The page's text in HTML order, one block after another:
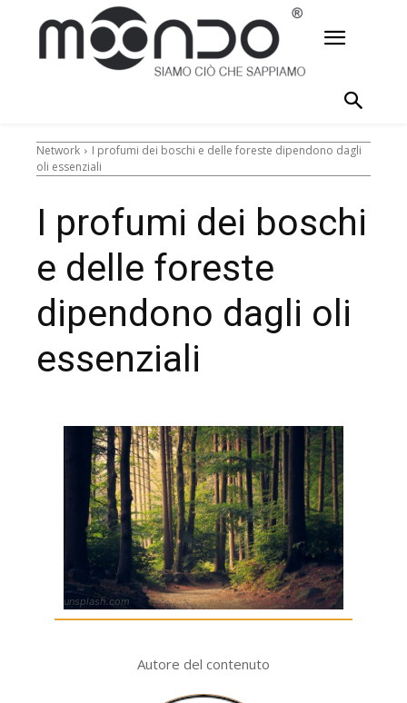
Network
I profumi dei boschi e delle foreste dipendono dagli
oli essenziali
I profumi dei boschi
e delle foreste
dipendono dagli oli
essenziali
unsplash.com
Autore del contenuto